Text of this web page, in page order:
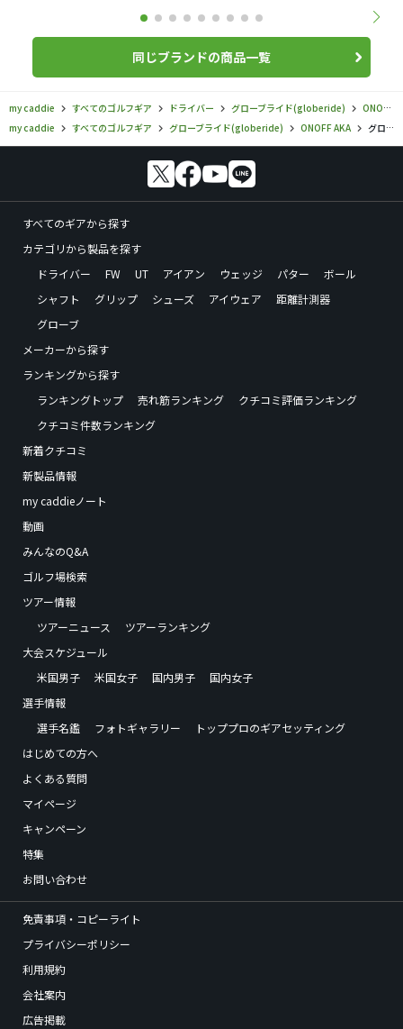
同じブランドの商品一覧
my caddie すべてのゴルフギア ドライバー グローブライド(globeride)
ONOFF AKA
my caddie
すべてのゴルフギア グローブライド(globeride) ONOFF AKA グローブライド／ONOFF AKA／オノフ ドライバー AKA RD5900の口コミ評価
すべてのギアから探す
カテゴリから製品を探す
ドライバー
FW UT アイアン ウェッジ パター
ボール
シャフト
グリップ シューズ アイウェア
距離計測器
グローブ
メーカーから探す
ランキングから探す
ランキングトップ
売れ筋ランキング
クチコミ評価ランキング
クチコミ件数ランキング
新着クチコミ
新製品情報
my caddieノート
動画
みんなのQ&A
ゴルフ場検索
ツアー情報
ツアーニュース
ツアーランキング
大会スケジュール
米国男子
米国女子 国内男子
国内女子
選手情報
選手名鑑
フォトギャラリー
トッププロのギアセッティング
はじめての方へ
よくある質問
マイページ
キャンペーン
特集
お問い合わせ
免責事項・コピーライト
プライバシーポリシー
利用規約
会社案内
広告掲載